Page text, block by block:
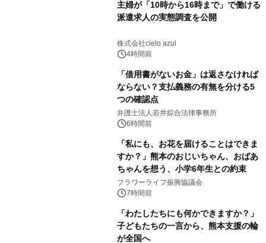
主婦が「10時から16時まで」で働ける
派遣求人の実態調査を公開
株式会社cielo azul
4時間前
「借用書がないお金」は返さなければ
ならない？支払義務の有無を分ける5
つの確認点
弁護士法人若井綜合法律事務所
6時間前
「私にも、お花を届けることはできま
すか？」熊本のおじいちゃん、おばあ
ちゃんを想う、小学6年生との約束
フラワーライフ振興協議会
7時間前
「わたしたちにも何かできますか？」
子どもたちの一言から、熊本支援の輪
が全国へ